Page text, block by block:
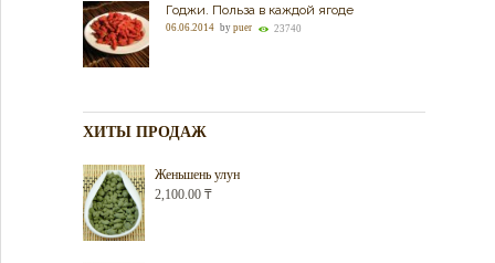
Годжи. Польза в каждой ягоде
06.06.2014 by puer 23740
ХИТЫ ПРОДАЖ
Женьшень улун
2,100.00 ₸